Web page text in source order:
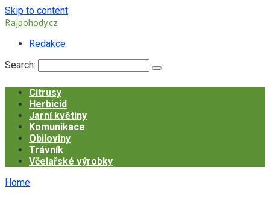
Skip to content
Rajpohody.cz
Redakce
Search:
Citrusy
Herbicid
Jarní květiny
Komunikace
Obiloviny
Trávník
Včelařské výrobky
Home